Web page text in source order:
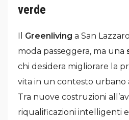
verde
Il Greenliving a San
moda passeggera, ma una
chi desidera migliorare la
vita in un contesto urbano
Tra nuove costruzioni
riqualificazioni intelligenti